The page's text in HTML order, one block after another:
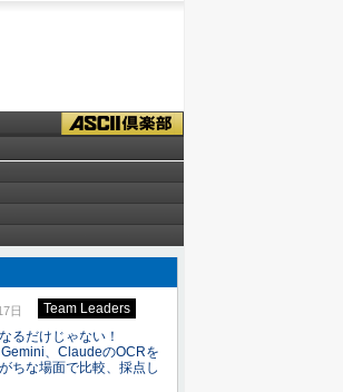
日
Team Leaders
るだけじゃない！
、ClaudeのOCRを
ちな場面で比較、採点し